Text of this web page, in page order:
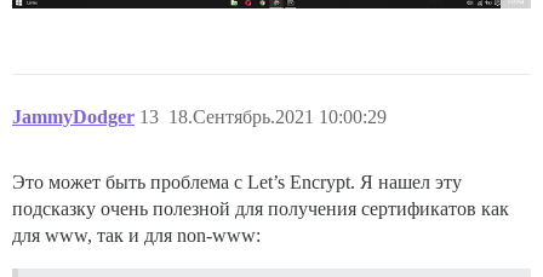
JammyDodger 18.Сентябрь.2021 10:00:29
13
Это может быть проблема с Let’s Encrypt. Я нашел эту
подсказку очень полезной для получения сертификатов как
для www, так и для non-www: